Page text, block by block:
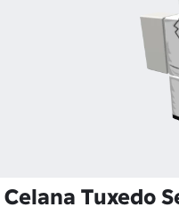
Celana Tuxedo